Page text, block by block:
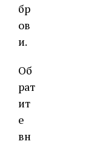
бр
ов
и.
Об
рат
ит
е
вн